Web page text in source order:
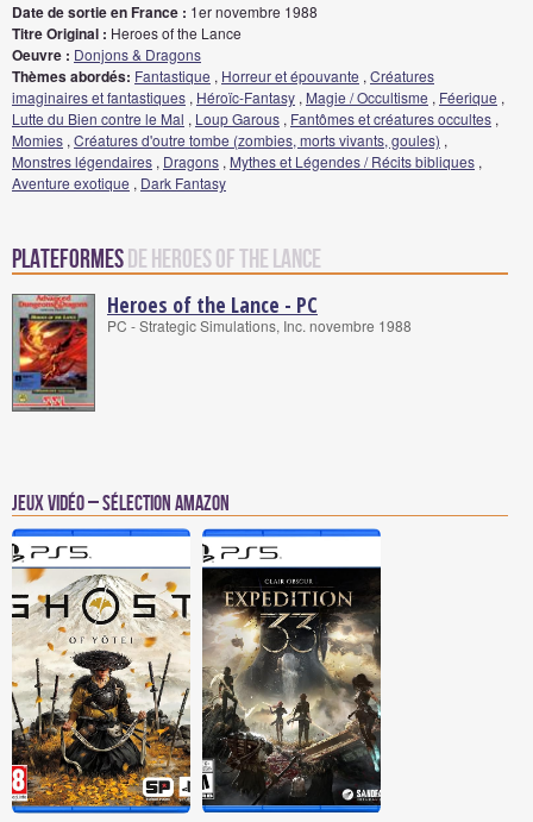
Date de sortie en France : 1er novembre 1988
Titre Original : Heroes of the Lance
Oeuvre : Donjons & Dragons
Thèmes abordés: Fantastique , Horreur et épouvante , Créatures
imaginaires et fantastiques , Héroïc-Fantasy , Magie / Occultisme , Féerique ,
Lutte du Bien contre le Mal , Loup Garous , Fantômes et créatures occultes ,
Momies , Créatures d'outre tombe (zombies, morts vivants, goules) ,
Monstres légendaires , Dragons , Mythes et Légendes / Récits bibliques ,
Aventure exotique , Dark Fantasy
Plateformesde Heroes of the Lance
Heroes of the Lance - PC
PC - Strategic Simulations, Inc. novembre 1988
Jeux vidéo – Sélection Amazon